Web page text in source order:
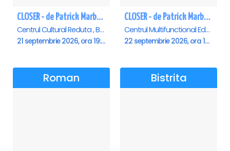
CLOSER - de Patrick Marber - Premiera - Brasov
Centrul Cultural Reduta , Brasov
21 septembrie 2026, ora 19:00
CLOSER - de Patrick Marber - Premiera - Constanta
Centrul Multifunctional Educativ pentru Tineret Jean Constantin, Constanta
22 septembrie 2026, ora 19:00
Roman Bistrita